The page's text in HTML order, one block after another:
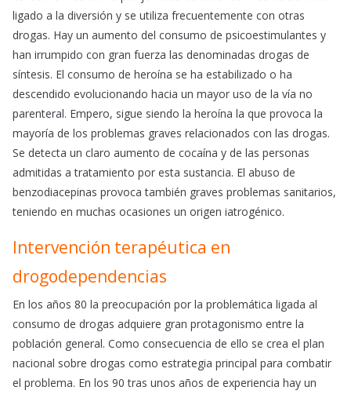
ligado a la diversión y se utiliza frecuentemente con otras
drogas. Hay un aumento del consumo de psicoestimulantes y
han irrumpido con gran fuerza las denominadas drogas de
síntesis. El consumo de heroína se ha estabilizado o ha
descendido evolucionando hacia un mayor uso de la vía no
parenteral. Empero, sigue siendo la heroína la que provoca la
mayoría de los problemas graves relacionados con las drogas.
Se detecta un claro aumento de cocaína y de las personas
admitidas a tratamiento por esta sustancia. El abuso de
benzodiacepinas provoca también graves problemas sanitarios,
teniendo en muchas ocasiones un origen iatrogénico.
Intervención terapéutica en
drogodependencias
En los años 80 la preocupación por la problemática ligada al
consumo de drogas adquiere gran protagonismo entre la
población general. Como consecuencia de ello se crea el plan
nacional sobre drogas como estrategia principal para combatir
el problema. En los 90 tras unos años de experiencia hay un